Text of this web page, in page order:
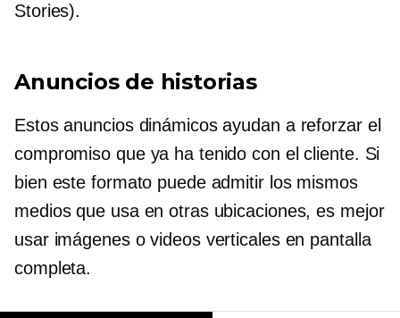
Stories).
Anuncios de historias
Estos anuncios dinámicos ayudan a reforzar el
compromiso que ya ha tenido con el cliente. Si
bien este formato puede admitir los mismos
medios que usa en otras ubicaciones, es mejor
usar imágenes o videos verticales en pantalla
completa.